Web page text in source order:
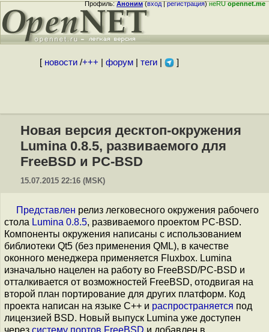
Профиль:Аноним(вход|регистрация)неRUopennet.me
[ новости/+++ форум| теги| ]
Новая версия десктоп-окружения
Lumina 0.8.5, развиваемого для
FreeBSD и PC-BSD
15.07.2015 22:16 (MSK)
Представлен релиз легковесного окружения рабочего
стола Lumina 0.8.5, развиваемого проектом PC-BSD.
Компоненты окружения написаны с использованием
библиотеки Qt5 (без применения QML), в качестве
оконного менеджера применяется Fluxbox. Lumina
изначально нацелен на работу во FreeBSD/PC-BSD и
отталкивается от возможностей FreeBSD, отодвигая на
второй план портирование для других платформ. Код
проекта написан на языке C++ и распространяется под
лицензией BSD. Новый выпуск Lumina уже доступен
через систему портов FreeBSD и добавлен в